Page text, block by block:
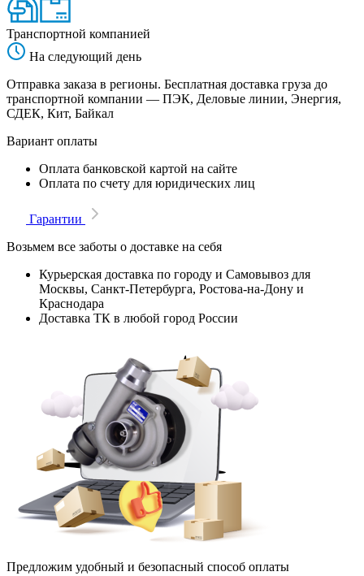
Транспортной компанией
На следующий день
Отправка заказа в регионы. Бесплатная доставка груза до
транспортной компании — ПЭК, Деловые линии, Энергия,
СДЕК, Кит, Байкал
Вариант оплаты
Оплата банковской картой на сайте
Оплата по счету для юридических лиц
Гарантии
Возьмем все заботы о доставке на себя
Курьерская доставка по городу и Самовывоз для
Москвы, Санкт-Петербурга, Ростова-на-Дону и
Краснодара
Доставка ТК в любой город России
Предложим удобный и безопасный способ оплаты